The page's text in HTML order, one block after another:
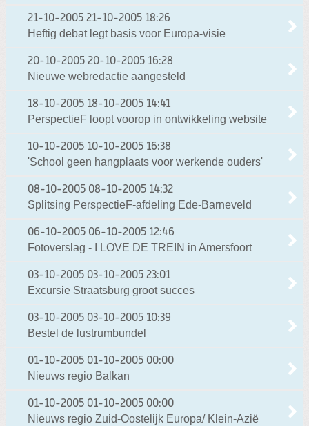
21-10-2005 21-10-2005 18:26
Heftig debat legt basis voor Europa-visie
20-10-2005 20-10-2005 16:28
Nieuwe webredactie aangesteld
18-10-2005 18-10-2005 14:41
PerspectieF loopt voorop in ontwikkeling website
10-10-2005 10-10-2005 16:38
'School geen hangplaats voor werkende ouders'
08-10-2005 08-10-2005 14:32
Splitsing PerspectieF-afdeling Ede-Barneveld
06-10-2005 06-10-2005 12:46
Fotoverslag - I LOVE DE TREIN in Amersfoort
03-10-2005 03-10-2005 23:01
Excursie Straatsburg groot succes
03-10-2005 03-10-2005 10:39
Bestel de lustrumbundel
01-10-2005 01-10-2005 00:00
Nieuws regio Balkan
01-10-2005 01-10-2005 00:00
Nieuws regio Zuid-Oostelijk Europa/ Klein-Azië